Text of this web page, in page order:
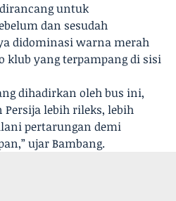
untuk
dan sesudah
didominasi warna merah
klub yang terpampang di sisi
dihadirkan oleh bus ini,
lebih rileks, lebih
pertarungan demi
ujar Bambang.